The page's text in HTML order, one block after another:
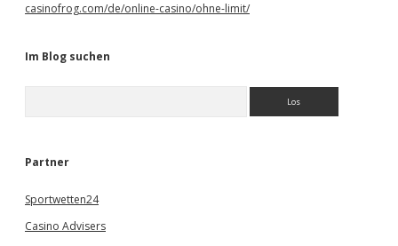
casinofrog.com/de/online-casino/ohne-limit/
Im Blog suchen
e
Partner
Sportwetten24
Casino Advisers